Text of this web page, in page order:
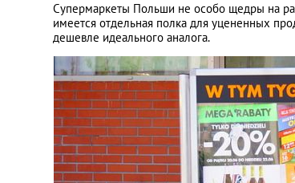
Супермаркеты Польши не особо щедры на
имеется отдельная полка для уцененных
дешевле идеального аналога.